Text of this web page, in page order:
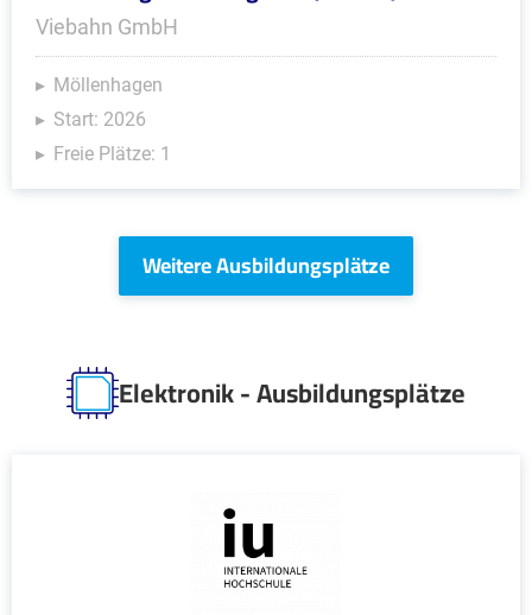
Viebahn GmbH
Möllenhagen
Start: 2026
Freie Plätze: 1
Weitere Ausbildungsplätze
Elektronik - Ausbildungsplätze